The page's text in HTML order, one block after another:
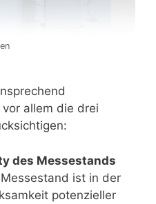
allem die drei
des Messestands
ist in der
potenzieller